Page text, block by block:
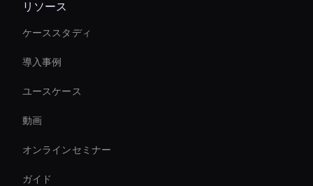
リソース
ケーススタディ
導入事例
ユースケース
動画
オンラインセミナー
ガイド